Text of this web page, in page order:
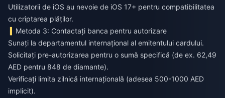
Utilizatorii de iOS au nevoie de iOS 17+ pentru compatibilitatea
cu criptarea plăților.
Metoda 3: Contactați banca pentru autorizare
Sunați la departamentul internațional al emitentului cardului.
Solicitați pre-autorizarea pentru o sumă specifică (de ex. 62,49
AED pentru 848 de diamante).
Verificați limita zilnică internațională (adesea 500-1000 AED
implicit).